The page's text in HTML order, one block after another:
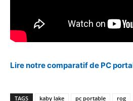
Lire notre comparatif de PC
TAGS kaby lake pc portable rog